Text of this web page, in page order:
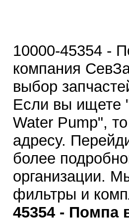
10000-45354 -
компания
выбор
Если вы ищете
Water Pump",
адресу.
более
организации.
фильтры и
45354 - Помпа